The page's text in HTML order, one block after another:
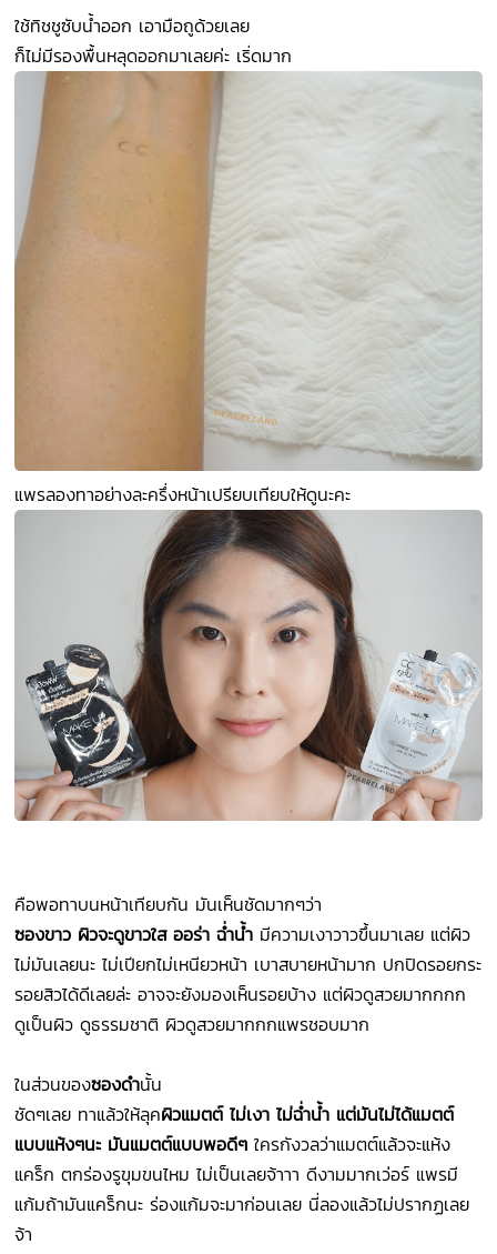
ใช้ทิชชูซับน้ำออก เอามือถูด้วยเลย
ก็ไม่มีรองพื้นหลุดออกมาเลยค่ะ เริ่ดมาก
แพรลองทาอย่างละครึ่งหน้าเปรียบเทียบให้ดูนะคะ
คือพอทาบนหน้าเทียบกัน มันเห็นชัดมากๆว่า
ซองขาว ผิวจะดูขาวใส ออร่า ฉ่ำน้ำ มีความเงาวาวขึ้นมาเลย แต่ผิว
ไม่มันเลยนะ ไม่เปียกไม่เหนียวหน้า เบาสบายหน้ามาก ปกปิดรอยกระ
รอยสิวได้ดีเลยล่ะ อาจจะยังมองเห็นรอยบ้าง แต่ผิวดูสวยมากกกก
ดูเป็นผิว ดูธรรมชาติ ผิวดูสวยมากกกแพรชอบมาก
ในส่วนของซองดำนั้น
ชัดๆเลย ทาแล้วให้ลุคผิวแมตต์ ไม่เงา ไม่ฉ่ำน้ำ แต่มันไม่ได้แมตต์
แบบแห้งๆนะ มันแมตต์แบบพอดีๆใครกังวลว่าแมตต์แล้วจะแห้ง
แคร็ก ตกร่องรูขุมขนไหม ไม่เป็นเลยจ้าาา ดีงามมากเว่อร์ แพรมี
แก้มถ้ามันแคร็กนะ ร่องแก้มจะมาก่อนเลย นี่ลองแล้วไม่ปรากฏเลย
จ้า